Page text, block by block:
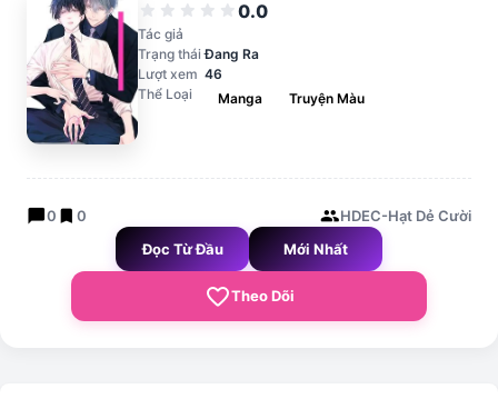
star star star star star 0.0
Tác giả
Trạng thái Đang Ra
Lượt xem 46
Thể Loại
Manga Truyện Màu
chat_bubble0 bookmark 0 groupHDEC-Hạt Dẻ Cười
Đọc Từ Đầu
Mới Nhất
favorite_borderTheo Dõi